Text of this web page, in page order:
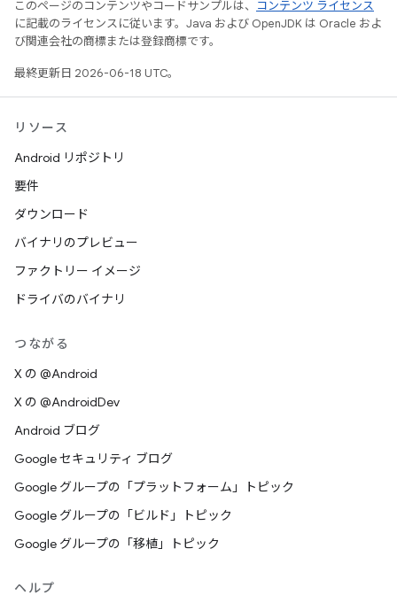
このページのコンテンツやコードサンプルは、
コンテンツ ライセンス
に記載のライセンスに従います。Java および OpenJDK は Oracle およ
び関連会社の商標または登録商標です。
最終更新日 2026-06-18 UTC。
リソース
Android リポジトリ
要件
ダウンロード
バイナリのプレビュー
ファクトリー イメージ
ドライバのバイナリ
つながる
X の @Android
X の @AndroidDev
Android ブログ
Google セキュリティ ブログ
Google グループの「プラットフォーム」トピック
Google グループの「ビルド」トピック
Google グループの「移植」トピック
ヘルプ